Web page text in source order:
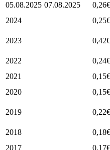
05.08.2025 07.08.2025 0,26€
2024
0,25€
2023 0,42€
2022 0,24€
2021
0,15€
2020
0,15€
2019 0,22€
2018 0,18€
2017
0,17€